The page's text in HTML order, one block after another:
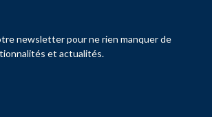
newsletter pour ne rien manquer de
et actualités.